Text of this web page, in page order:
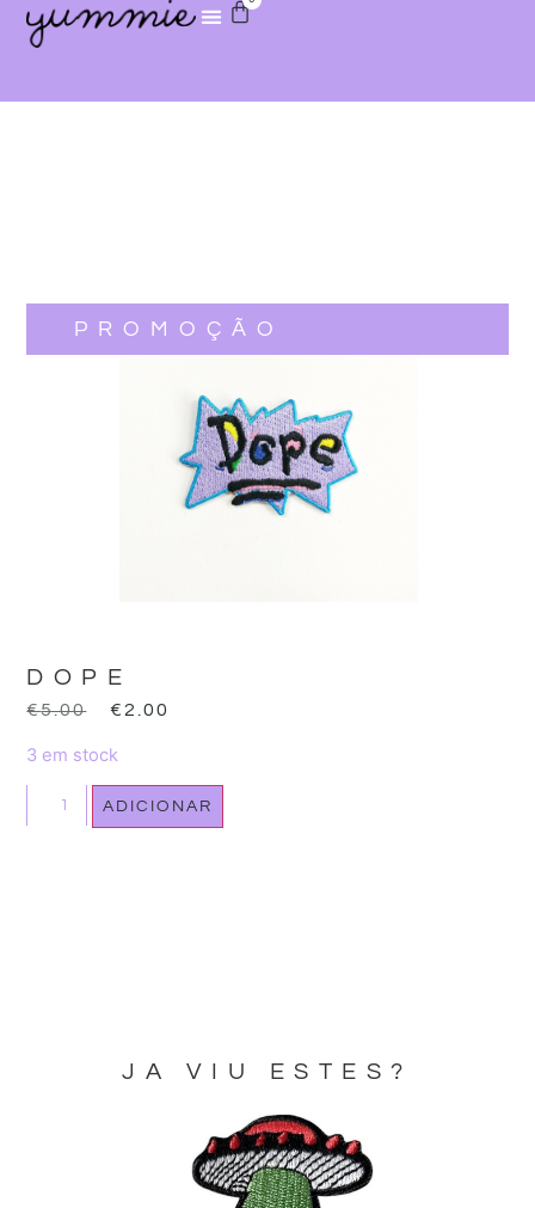
DOPE
€5.00 €2.00
3 em stock
ADICIONAR
PROMOÇÃO
JA VIU ESTES?